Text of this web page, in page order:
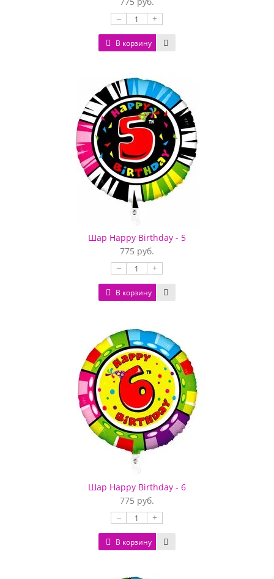
– +
В корзину
Шар Happy Birthday - 5
775 руб.
– +
В корзину
Шар Happy Birthday - 6
775 руб.
– +
В корзину